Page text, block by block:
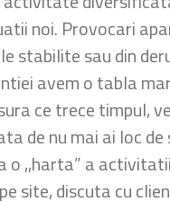
noi. Provocari
stabilite sau din
avem o tabla
ce trece timpul,
de nu mai ai loc
o ,,harta” a
site, discuta cu